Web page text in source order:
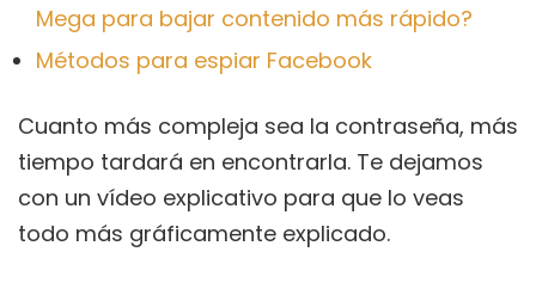
Mega para bajar contenido más rápido?
Métodos para espiar Facebook
Cuanto más compleja sea la contraseña, más
tiempo tardará en encontrarla. Te dejamos
con un vídeo explicativo para que lo veas
todo más gráficamente explicado.